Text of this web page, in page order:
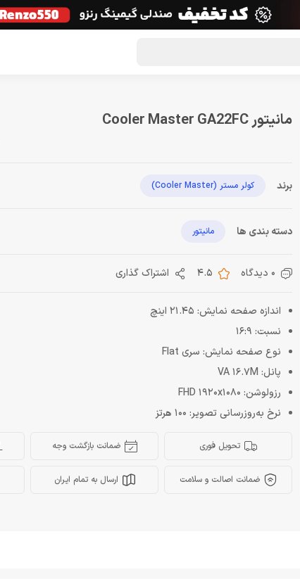
مانیتور Cooler Master GA22FC
برند کولر مستر (Cooler Master)
دسته بندی ها مانیتور
0 دیدگاه 4.5 اشتراک گذاری
اندازه صفحه نمایش: 21.45 اینچ
نسبت: 16:9
نوع صفحه نمایش: سری Flat
پانل: VA 16.7M
رزولوشن: FHD 1920x1080
نرخ به‌روزرسانی تصویر: 100 هرتز
تحویل فوری ضمانت بازگشت وجه
ضمانت اصالت و سلامت ارسال به تمام ایران